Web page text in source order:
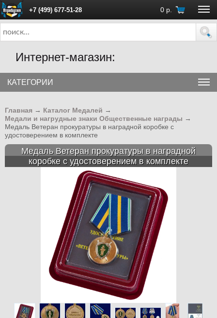
+7 (499) 677-51-28 0 р.
ПН - ПТ с 10:00 до 18:00 (Москва)
Интернет-магазин:
КАТЕГОРИИ
Главная → Каталог Медалей →
Медали и нагрудные знаки Общественные награды →
Медаль Ветеран прокуратуры в наградной коробке с
удостоверением в комплекте
Медаль Ветеран прокуратуры в наградной
коробке с удостоверением в комплекте